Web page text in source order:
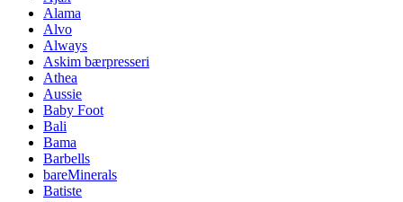
Alama
Alvo
Always
Askim bærpresseri
Athea
Aussie
Baby Foot
Bali
Bama
Barbells
bareMinerals
Batiste